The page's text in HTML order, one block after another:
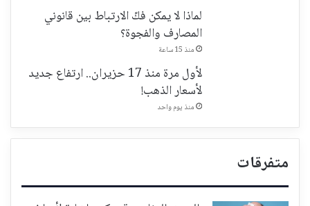
لماذا لا يمكن فكّ الارتباط بين قانوني
المصارف والفجوة؟
منذ 15 ساعة
لأول مرة منذ 17 حزيران.. ارتفاع جديد
لأسعار الذهب!
منذ يوم واحد
متفرقات